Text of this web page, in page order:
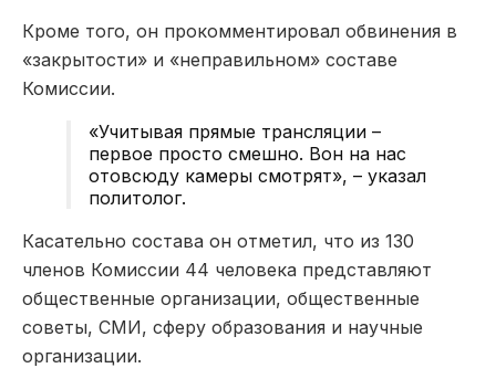
Кроме того, он прокомментировал обвинения в
«закрытости» и «неправильном» составе
Комиссии.
«Учитывая прямые трансляции –
первое просто смешно. Вон на нас
отовсюду камеры смотрят», – указал
политолог.
Касательно состава он отметил, что из 130
членов Комиссии 44 человека представляют
общественные организации, общественные
советы, СМИ, сферу образования и научные
организации.